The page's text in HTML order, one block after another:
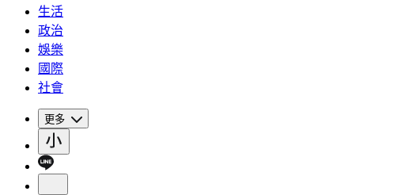
生活
政治
娛樂
國際
社會
更多